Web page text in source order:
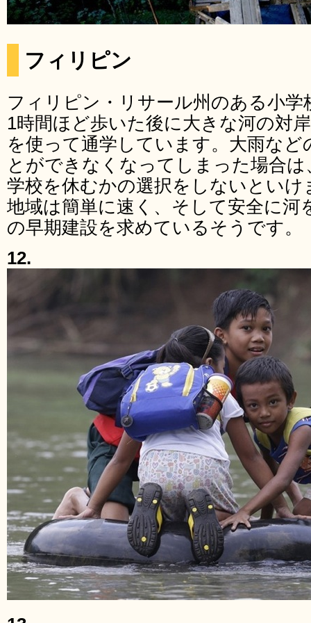
フィリピン
フィリピン・リサール州のある小
1時間ほど歩いた後に大きな河の対
を使って通学しています。大雨な
とができなくなってしまった場合
学校を休むかの選択をしないとい
地域は簡単に速く、そして安全に河
の早期建設を求めているそうです。
12.